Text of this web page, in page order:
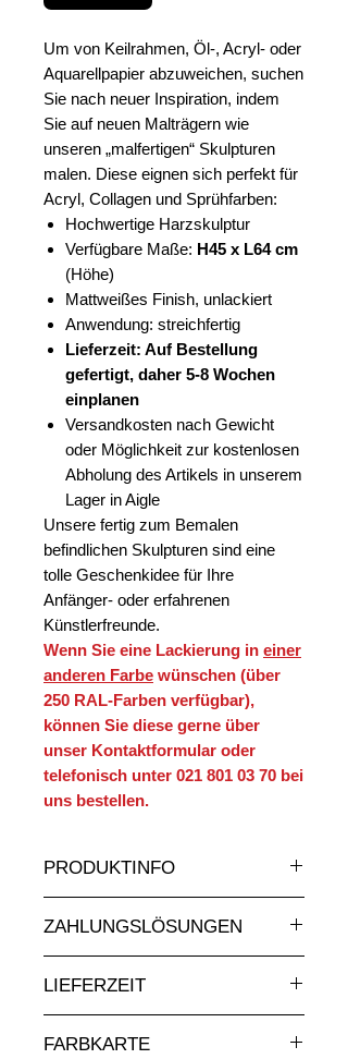
Um von Keilrahmen, Öl-, Acryl- oder
Aquarellpapier abzuweichen, suchen
Sie nach neuer Inspiration, indem
Sie auf neuen Malträgern wie
unseren „malfertigen“ Skulpturen
malen. Diese eignen sich perfekt für
Acryl, Collagen und Sprühfarben:
Hochwertige Harzskulptur
Verfügbare Maße: H45 x L64 cm
(Höhe)
Mattweißes Finish, unlackiert
Anwendung: streichfertig
Lieferzeit: Auf Bestellung
gefertigt, daher 5-8 Wochen
einplanen
Versandkosten nach Gewicht
oder Möglichkeit zur kostenlosen
Abholung des Artikels in unserem
Lager in Aigle
Unsere fertig zum Bemalen
befindlichen Skulpturen sind eine
tolle Geschenkidee für Ihre
Anfänger- oder erfahrenen
Künstlerfreunde.
Wenn Sie eine Lackierung in einer
anderen Farbe wünschen (über
250 RAL-Farben verfügbar),
können Sie diese gerne über
unser Kontaktformular oder
telefonisch unter 021 801 03 70 bei
uns bestellen.
PRODUKTINFO
und Skulpturen aus Kunstharz in
allen Grössen und zu attraktiven
Preisen aufnimauxenresine.ch
und Aussenbereich. Auch individuell
ZAHLUNGSLÖSUNGEN
Kreditkartenzahlung.
Bei Zahlung per Rechnung senden
Sie uns Ihre Bestellung bitte über
LIEFERZEIT
einplanen.
FARBKARTE